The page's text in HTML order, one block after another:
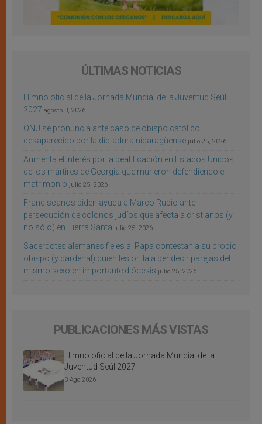
ÚLTIMAS NOTICIAS
Himno oficial de la Jornada Mundial de la Juventud Seúl
2027 agosto 3, 2026
ONU se pronuncia ante caso de obispo católico
desaparecido por la dictadura nicaragüense julio 25, 2026
Aumenta el interés por la beatificación en Estados Unidos
de los mártires de Georgia que murieron defendiendo el
matrimonio julio 25, 2026
Franciscanos piden ayuda a Marco Rubio ante
persecución de colonos judíos que afecta a cristianos (y
no sólo) en Tierra Santa julio 25, 2026
Sacerdotes alemanes fieles al Papa contestan a su propio
obispo (y cardenal) quien les orilla a bendecir parejas del
mismo sexo en importante diócesis julio 25, 2026
PUBLICACIONES MÁS VISTAS
Himno oficial de la Jornada Mundial de la
Juventud Seúl 2027
3 Ago 2026